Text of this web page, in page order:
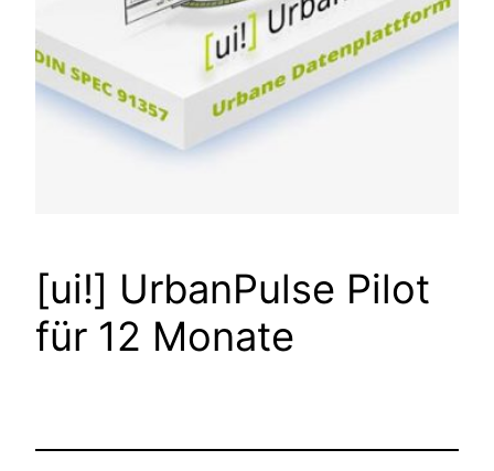
[ui!] UrbanPulse Pilot
für 12 Monate